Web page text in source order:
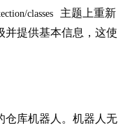
classes
主题上重新
并提供基本信息，这使
仓库机器人。机器人无